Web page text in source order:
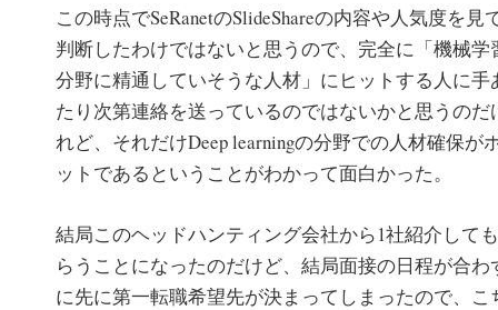
この時点でSeRanetのSlideShareの内容や人気度を見
判断したわけではないと思うので、完全に「機械学
分野に精通していそうな人材」にヒットする人に手
たり次第連絡を送っているのではないかと思うのだ
れど、それだけDeep learningの分野での人材確保が
ットであるということがわかって面白かった。
結局このヘッドハンティング会社から1社紹介しても
らうことになったのだけど、結局面接の日程が合わ
に先に第一転職希望先が決まってしまったので、こ